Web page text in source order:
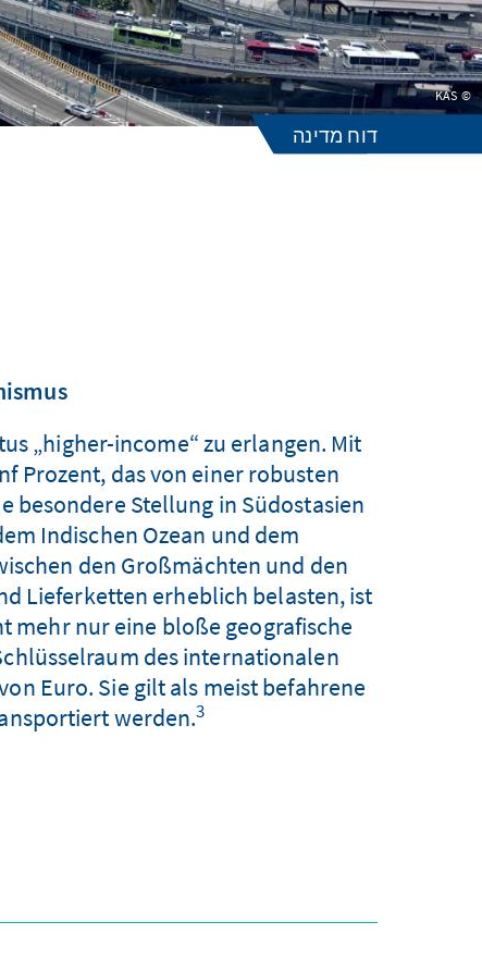
דוח מדינה
„higher-income“ zu erlangen. Mit
Prozent, das von einer robusten
besondere Stellung in Südostasien
Indischen Ozean und dem
den Großmächten und den
Lieferketten erheblich belasten, ist
mehr nur eine bloße geografische
des internationalen
Euro. Sie gilt als meist befahrene
werden.3